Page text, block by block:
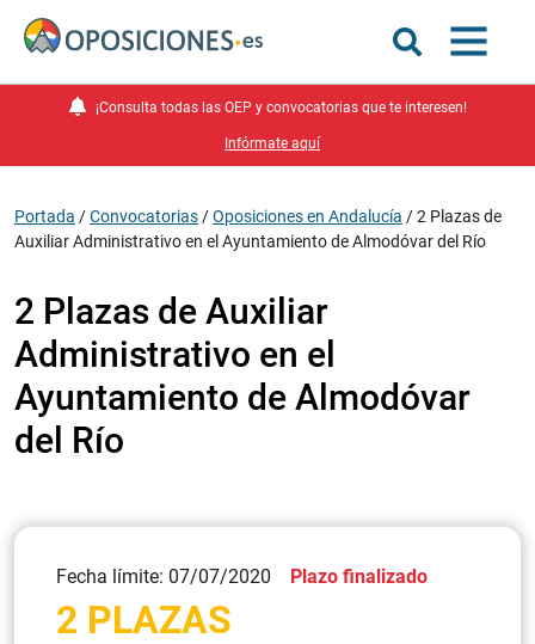
¡Consulta todas las OEP y convocatorias que te interesen!
Infórmate aquí
Portada /Convocatorias /Oposiciones en Andalucía /2 Plazas de
Auxiliar Administrativo en el Ayuntamiento de Almodóvar del Río
2 Plazas de Auxiliar
Administrativo en el
Ayuntamiento de Almodóvar
del Río
Fecha límite: 07/07/2020 Plazo finalizado
2 PLAZAS